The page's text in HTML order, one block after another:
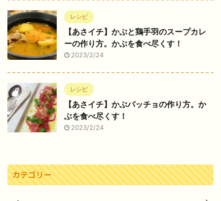
レシピ
【あさイチ】かぶと鶏手羽のスープカレ
ーの作り方。かぶを食べ尽くす！
2023/2/24
レシピ
【あさイチ】かぶパッチョの作り方。か
ぶを食べ尽くす！
2023/2/24
カテゴリー